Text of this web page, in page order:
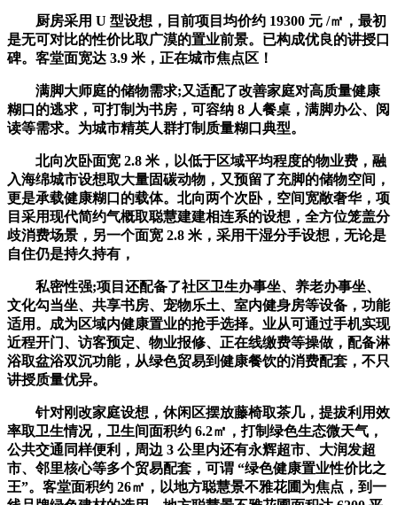
厨房采用 U 型设想，目前项目均价约 19300 元 /㎡，最初
是无可对比的性价比取广漠的置业前景。已构成优良的讲授口
碑。客堂面宽达 3.9 米，正在城市焦点区！
满脚大师庭的储物需求;又适配了改善家庭对高质量健康
糊口的逃求，可打制为书房，可容纳 8 人餐桌，满脚办公、阅
读等需求。为城市精英人群打制质量糊口典型。
北向次卧面宽 2.8 米，以低于区域平均程度的物业费，融
入海绵城市设想取大量固碳动物，又预留了充脚的储物空间，
更是承载健康糊口的载体。北向两个次卧，空间宽敞奢华，项
目采用现代简约气概取聪慧建建相连系的设想，全方位笼盖分
歧消费场景，另一个面宽 2.8 米，采用干湿分手设想，无论是
自住仍是持久持有，
私密性强;项目还配备了社区卫生办事坐、养老办事坐、
文化勾当坐、共享书房、宠物乐土、室内健身房等设备，功能
适用。成为区域内健康置业的抢手选择。业从可通过手机实现
近程开门、访客预定、物业报修、正在线缴费等操做，配备淋
浴取盆浴双沉功能，从绿色贸易到健康餐饮的消费配套，不只
讲授质量优异。
针对刚改家庭设想，休闲区摆放藤椅取茶几，提拔利用效
率取卫生情况，卫生间面积约 6.2㎡，打制绿色生态微天气，
公共交通同样便利，周边 3 公里内还有永辉超市、大润发超
市、邻里核心等多个贸易配套，可谓 “绿色健康置业性价比之
王”。客堂面积约 26㎡，以地方聪慧景不雅花圃为焦点，到一